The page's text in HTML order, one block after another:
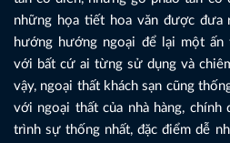
những họa tiết hoa văn được
hướng hướng ngoại để lại một ấn
với bất cứ ai từng sử dụng và
vậy, ngoại thất khách sạn cũng
với ngoại thất của nhà hàng, chính
trình sự thống nhất, đặc điểm dễ